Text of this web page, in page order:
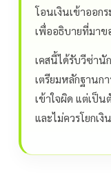
โอนเงินเข้าออก
เพื่ออธิบายที่มาข
เคสนี้ได้รับวีซ่านั
เตรียมหลักฐานก
เข้าใจผิด แต่เป็
และไม่ควรโยกเงิ